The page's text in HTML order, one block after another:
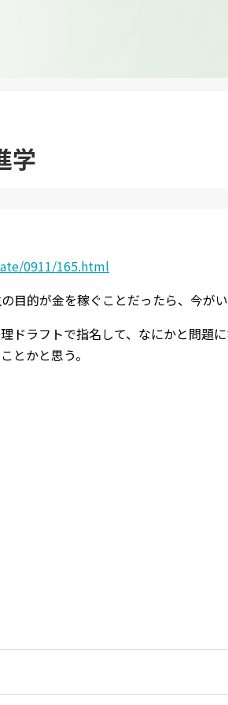
学
0911/165.html
目的が金を稼ぐことだったら、今が
ドラフトで指名して、なにかと問題
とかと思う。